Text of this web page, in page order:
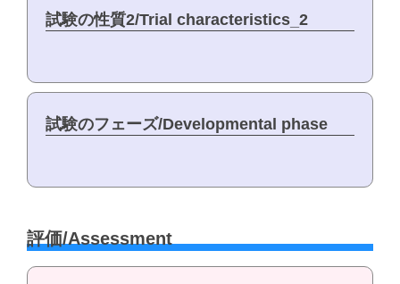
試験の性質2/Trial characteristics_2
試験のフェーズ/Developmental phase
評価/Assessment